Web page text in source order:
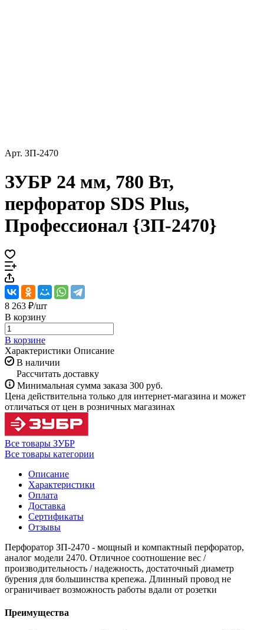
Арт. ЗП-2470
ЗУБР 24 мм, 780 Вт,
перфоратор SDS Plus,
Профессионал {ЗП-2470}
8 263 ₽/шт
В корзину
В корзине
Характеристики Описание
В наличии
Рассчитать доставку
Минимальная сумма заказа 300 руб.
Цена действительна только для интернет-магазина и может
отличаться от цен в розничных магазинах
Все товары ЗУБР
Все товары категории
Описание
Характеристики
Оплата
Доставка
Сертификаты
Отзывы
Перфоратор ЗП-2470 - мощный и компактный перфоратор,
аналог модели 2470. Отличное соотношение вес /
производительность / надежность, достаточный диаметр
бурения для большинства крепежа. Длинный провод не
ограничивает возможность работы вдали от розетки
Преимущества